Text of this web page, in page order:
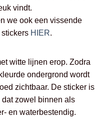
vindt.
we ook een vissende
HIER.
witte lijnen erop. Zodra
ondergrond wordt
zichtbaar. De sticker is
zowel binnen als
en waterbestendig.